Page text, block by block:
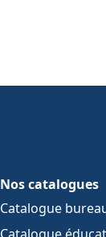
Nos catalogues
Catalogue